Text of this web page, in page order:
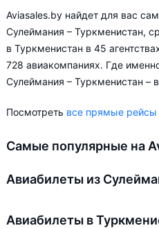
Aviasales.by найдет для вас
Сулеймания – Туркменистан,
в Туркменистан в 45
728 авиакомпаниях. Где
Сулеймания – Туркменистан –
Посмотреть все прямые рейсы
Самые популярные на
Авиабилеты из
Авиабилеты в